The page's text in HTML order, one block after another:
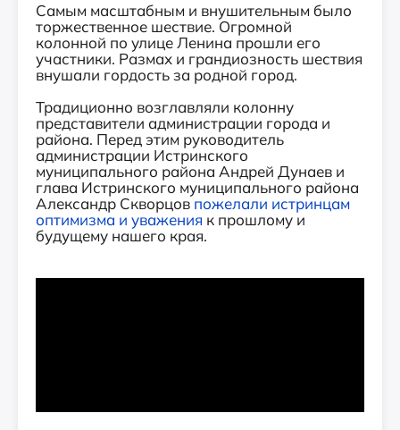
Самым масштабным и внушительным было
торжественное шествие. Огромной
колонной по улице Ленина прошли его
участники. Размах и грандиозность шествия
внушали гордость за родной город.
Традиционно возглавляли колонну
представители администрации города и
района. Перед этим руководитель
администрации Истринского
муниципального района Андрей Дунаев и
глава Истринского муниципального района
Александр Скворцов пожелали истринцам
оптимизма и уважения к прошлому и
будущему нашего края.